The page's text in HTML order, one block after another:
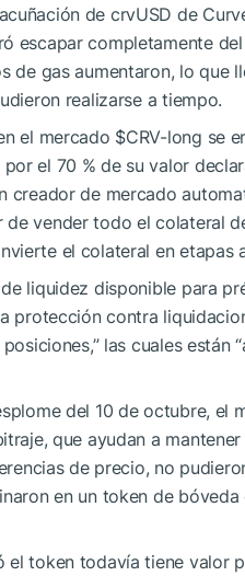
de crvUSD de
escapar completamente
de gas aumentaron, lo que
realizarse a tiempo.
el mercado $CRV-long se
el 70 % de su valor
creador de mercado
de vender todo el colateral
el colateral en etapas
liquidez disponible para
protección contra
las cuales
del 10 de octubre, el
que ayudan a
de precio, no
en un token de
el token todavía tiene valor